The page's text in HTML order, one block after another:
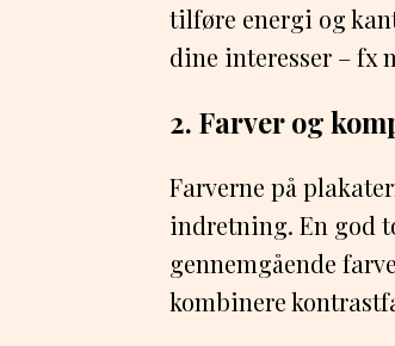
tilføre energi og
dine interesser – fx
2. Farver og
Farverne på
indretning. En god
gennemgående
kombinere